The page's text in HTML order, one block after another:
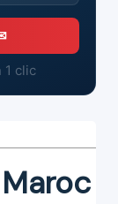
1 clic
Maroc